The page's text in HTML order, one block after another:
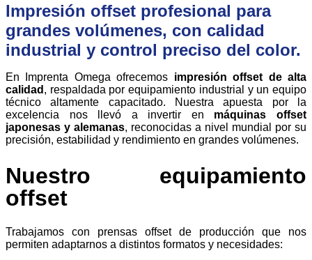
Impresión offset profesional para
grandes volúmenes, con calidad
industrial y control preciso del color.
En Imprenta Omega ofrecemos impresión offset de alta
calidad , respaldada por equipamiento industrial y un equipo
técnico altamente capacitado. Nuestra apuesta por la
excelencia nos llevó a invertir en máquinas offset
japonesas y alemanas, reconocidas a nivel mundial por su
precisión, estabilidad y rendimiento en grandes volúmenes.
Nuestro equipamiento
offset
Trabajamos con prensas offset de producción que nos
permiten adaptarnos a distintos formatos y necesidades: